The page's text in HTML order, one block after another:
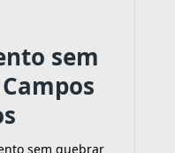
sem
sem quebrar